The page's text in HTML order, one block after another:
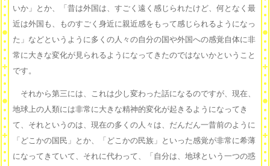
いか」とか、「昔は外国は、すごく遠く感じられたけど、何となく最
近は外国も、ものすごく身近に親近感をもって感じられるようになっ
た」などというように多くの人々の自分の国や外国への感覚自体に非
常に大きな変化が見られるようになってきたのではないかということ
です。
それから第三には、これは少し変わった話になるのですが、現在、
地球上の人類には非常に大きな精神的変化が起きるようになってき
て、それというのは、現在の多くの人々は、だんだん一昔前のように
「どこかの国民」とか、「どこかの民族」といった感覚が非常に希薄
になってきていて、それに代わって、「自分は、地球という一つの惑